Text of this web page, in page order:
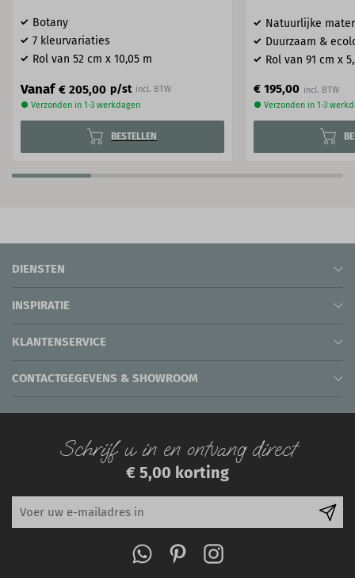
Botany
7 kleurvariaties
Rol van 52 cm x 10,05 m
Vanaf € 205,00 p/st incl. BTW
● Verzonden in 1-3 werkdagen
BESTELLEN
Natuurlijke
Duurzaam &
Rol van 91 cm x
€ 195,00
● Verzonden in 1-3
DIENSTEN
INSPIRATIE
KLANTENSERVICE
CONTACTGEGEVENS & SHOWROOM
Schrijf u in en ontvang direct
€ 5,00 korting